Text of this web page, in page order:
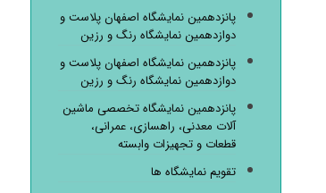
پانزدهمین نمایشگاه اصفهان پلاست و
دوازدهمین نمایشگاه رنگ و رزین
پانزدهمین نمایشگاه اصفهان پلاست و
دوازدهمین نمایشگاه رنگ و رزین
پانزدهمین نمایشگاه تخصصی ماشین
آلات معدنی، راهسازی، عمرانی،
قطعات و تجهیزات وابسته
تقویم نمایشگاه ها